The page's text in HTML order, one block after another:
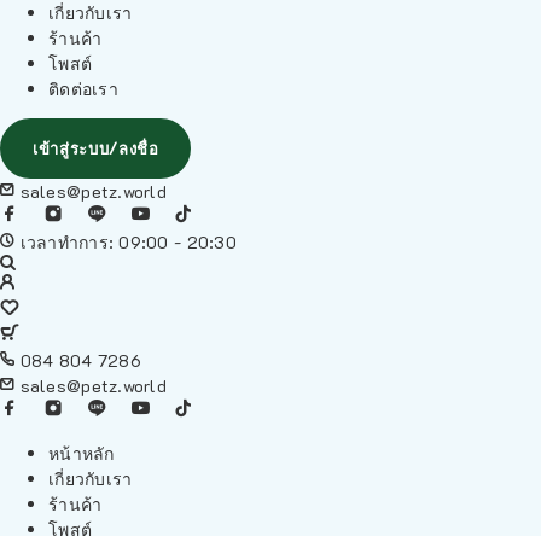
เกี่ยวกับเรา
ร้านค้า
โพสต์
ติดต่อเรา
เข้าสู่ระบบ/ลงชื่อ
sales@petz.world
เวลาทำการ: 09:00 - 20:30
084 804 7286
sales@petz.world
หน้าหลัก
เกี่ยวกับเรา
ร้านค้า
โพสต์